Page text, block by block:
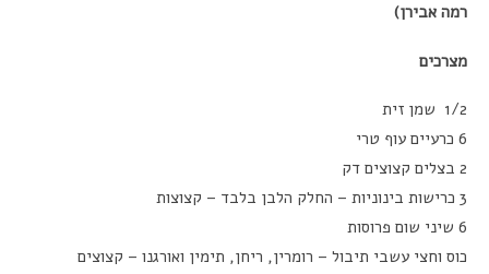
רמה אבירן)
מצרכים
1/2 שמן זית
6 כרעיים עוף טרי
2 בצלים קצוצים דק
3 כרישות בינוניות – החלק הלבן בלבד – קצוצות
6 שיני שום פרוסות
כוס וחצי עשבי תיבול – רומרין, ריחן, תימין ואורגנו – קצוצים